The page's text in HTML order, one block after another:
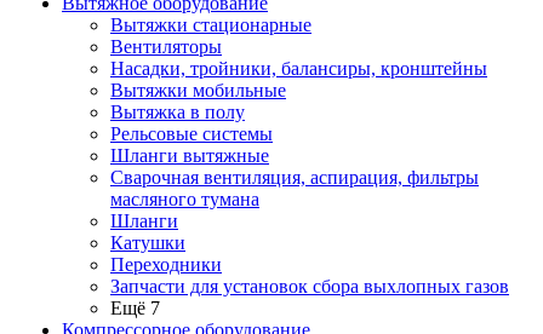
Вытяжки стационарные
Вентиляторы
Насадки, тройники, балансиры, кронштейны
Вытяжки мобильные
Вытяжка в полу
Рельсовые системы
Шланги вытяжные
Сварочная вентиляция, аспирация, фильтры
масляного тумана
Шланги
Катушки
Переходники
Запчасти для установок сбора выхлопных газов
Ещё 7
Компрессорное оборудование